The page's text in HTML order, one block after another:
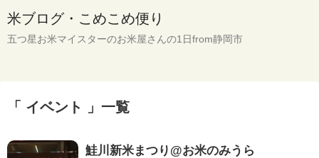
米ブログ・こめこめ便り
五つ星お米マイスターのお米屋さんの1日from静岡市
「 イベント 」一覧
鮭川新米まつり@お米のみうら